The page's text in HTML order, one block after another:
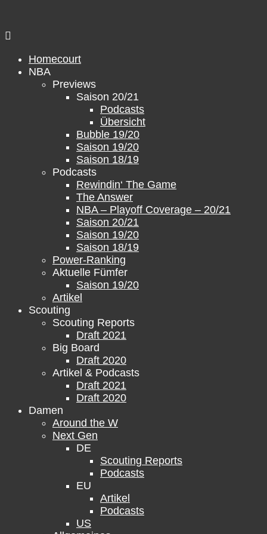
springen
Homecourt
NBA
Previews
Saison 20/21
Podcasts
Übersicht
Bubble 19/20
Saison 19/20
Saison 18/19
Podcasts
Rewindin‘ The Game
The Answer
NBA – Playoff Coverage – 20/21
Saison 20/21
Saison 19/20
Saison 18/19
Power-Ranking
Aktuelle Fümfer
Saison 19/20
Artikel
Scouting
Scouting Reports
Draft 2021
Big Board
Draft 2020
Artikel & Podcasts
Draft 2021
Draft 2020
Damen
Around the W
Next Gen
DE
Scouting Reports
Podcasts
EU
Artikel
Podcasts
US